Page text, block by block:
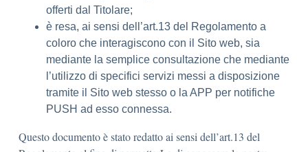
offerti dal Titolare;
è resa, ai sensi dell’art.13 del Regolamento a
coloro che interagiscono con il Sito web, sia
mediante la semplice consultazione che mediante
l’utilizzo di specifici servizi messi a disposizione
tramite il Sito web stesso o la APP per notifiche
PUSH ad esso connessa.
Questo documento è stato redatto ai sensi dell’art.13 del